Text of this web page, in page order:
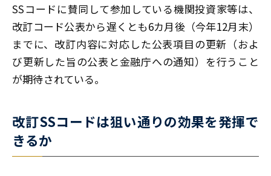
SSコードに賛同して参加している機関投資家等は、
改訂コード公表から遅くとも6カ月後（今年12月末）
までに、改訂内容に対応した公表項目の更新（およ
び更新した旨の公表と金融庁への通知）を行うこと
が期待されている。
改訂SSコードは狙い通りの効果を発揮で
きるか